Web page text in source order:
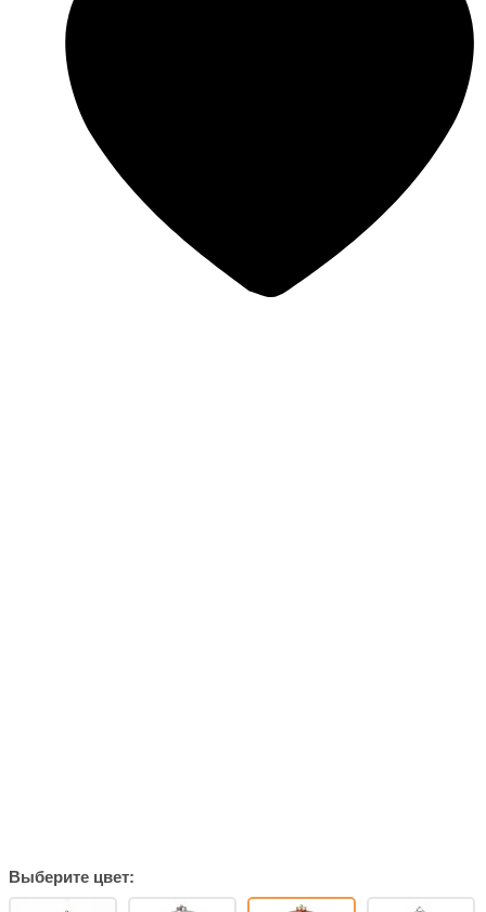
Выберите цвет: